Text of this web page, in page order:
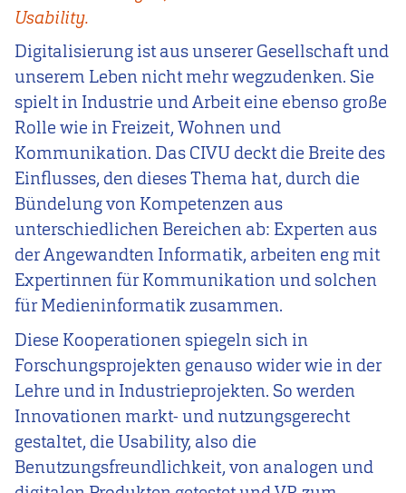
Usability.
Digitalisierung ist aus unserer Gesellschaft und
unserem Leben nicht mehr wegzudenken. Sie
spielt in Industrie und Arbeit eine ebenso große
Rolle wie in Freizeit, Wohnen und
Kommunikation. Das CIVU deckt die Breite des
Einflusses, den dieses Thema hat, durch die
Bündelung von Kompetenzen aus
unterschiedlichen Bereichen ab: Experten aus
der Angewandten Informatik, arbeiten eng mit
Expertinnen für Kommunikation und solchen
für Medieninformatik zusammen.
Diese Kooperationen spiegeln sich in
Forschungsprojekten genauso wider wie in der
Lehre und in Industrieprojekten. So werden
Innovationen markt- und nutzungsgerecht
gestaltet, die Usability, also die
Benutzungsfreundlichkeit, von analogen und